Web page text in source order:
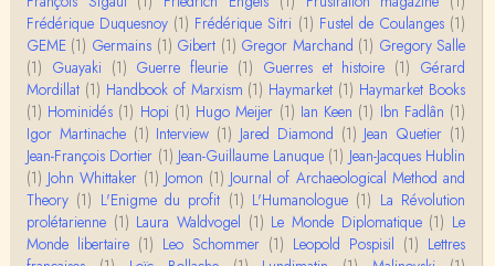
Évidemment, de toute façon c'est toujours de ma f
aute. ;-)
Damian
Merci de ta réponse ! Pour les pénis, c'est de cell
es qu'on écarte, car dans une société pat…
Yves Le Dantec
Affligeant, ce documentaire. Ca me fait me deman
der : est-ce que tenter de revoir l'histoire des…
Frédérique Duquesnoy (1) Frédérique Sitri (1) Fustel de Coulanges (1)
GEME (1) Germains (1) Gibert (1) Gregor Marchand (1) Gregory Salle
(1) Guayaki (1) Guerre fleurie (1) Guerres et histoire (1) Gérard
Mordillat (1) Handbook of Marxism (1) Haymarket (1) Haymarket Books
(1) Hominidés (1) Hopi (1) Hugo Meijer (1) Ian Keen (1) Ibn Fadlân (1)
Igor Martinache (1) Interview (1) Jared Diamond (1) Jean Quetier (1)
Jean-François Dortier (1) Jean-Guillaume Lanuque (1) Jean-Jacques Hublin
(1) John Whittaker (1) Jomon (1) Journal of Archaeological Method and
Theory (1) L'Enigme du profit (1) L'Humanologue (1) La Révolution
prolétarienne (1) Laura Waldvogel (1) Le Monde Diplomatique (1) Le
Monde libertaire (1) Leo Schommer (1) Leopold Pospisil (1) Lettres